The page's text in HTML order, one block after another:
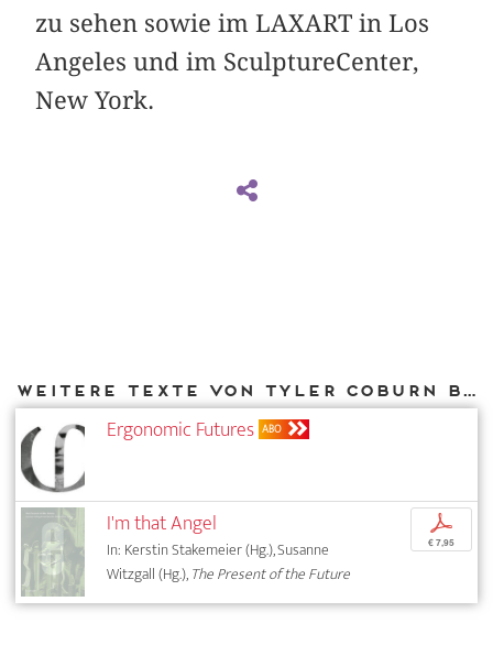
zu sehen sowie im LAXART in Los
Angeles und im SculptureCenter,
New York.
Weitere Texte von Tyler Coburn bei DIAPHANES
Ergonomic Futures ABO
I'm that Angel
In: Kerstin Stakemeier (Hg.), Susanne
Witzgall (Hg.),The Present of the Future
p
€ 7,95